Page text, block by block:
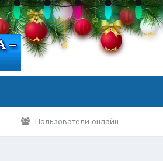
Пользователи онлайн